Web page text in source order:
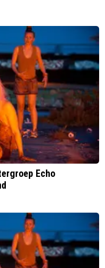
Echo